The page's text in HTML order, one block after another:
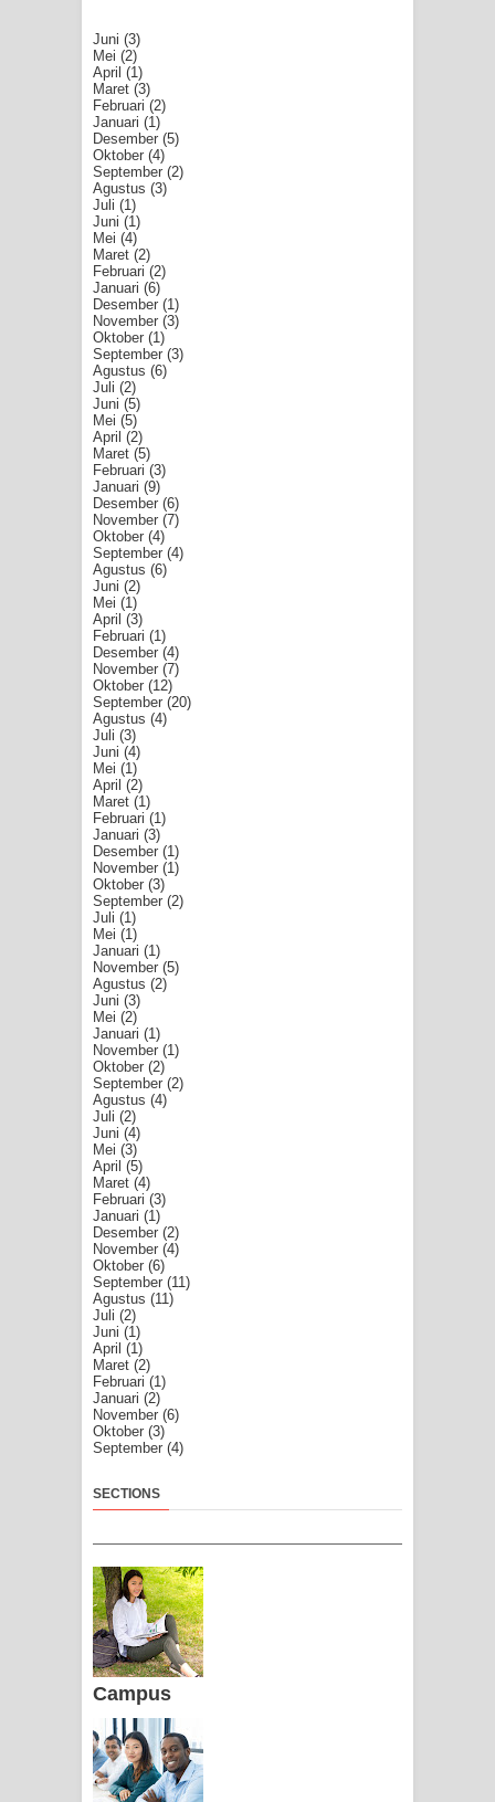
Juni (3)
Mei (2)
April (1)
Maret (3)
Februari (2)
Januari (1)
Desember (5)
Oktober (4)
September (2)
Agustus (3)
Juli (1)
Juni (1)
Mei (4)
Maret (2)
Februari (2)
Januari (6)
Desember (1)
November (3)
Oktober (1)
September (3)
Agustus (6)
Juli (2)
Juni (5)
Mei (5)
April (2)
Maret (5)
Februari (3)
Januari (9)
Desember (6)
November (7)
Oktober (4)
September (4)
Agustus (6)
Juni (2)
Mei (1)
April (3)
Februari (1)
Desember (4)
November (7)
Oktober (12)
September (20)
Agustus (4)
Juli (3)
Juni (4)
Mei (1)
April (2)
Maret (1)
Februari (1)
Januari (3)
Desember (1)
November (1)
Oktober (3)
September (2)
Juli (1)
Mei (1)
Januari (1)
November (5)
Agustus (2)
Juni (3)
Mei (2)
Januari (1)
November (1)
Oktober (2)
September (2)
Agustus (4)
Juli (2)
Juni (4)
Mei (3)
April (5)
Maret (4)
Februari (3)
Januari (1)
Desember (2)
November (4)
Oktober (6)
September (11)
Agustus (11)
Juli (2)
Juni (1)
April (1)
Maret (2)
Februari (1)
Januari (2)
November (6)
Oktober (3)
September (4)
SECTIONS
Campus